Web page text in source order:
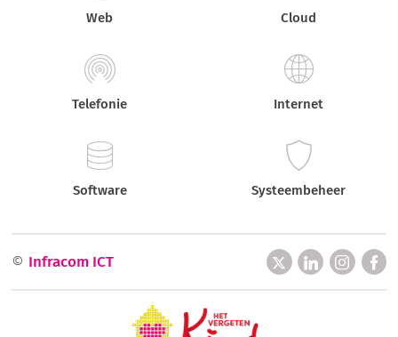
Web Cloud
Telefonie Internet
Software Systeembeheer
© Infracom ICT